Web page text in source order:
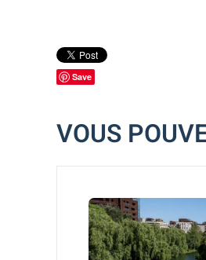
Save
VOUS